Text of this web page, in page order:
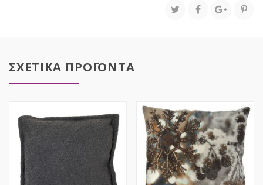
30X21
24X19
ΣΧΕΤΙΚΑ ΠΡΟΪΟΝΤΑ